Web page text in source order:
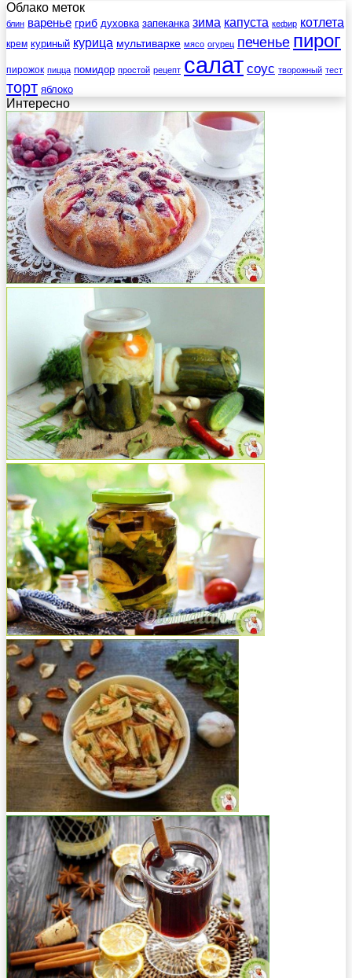
Облако меток
блин варенье гриб духовка запеканка зима капуста кефир котлета
крем куриный курица мультиварке мясо огурец печенье пирог
пирожок пицца помидор простой рецепт салат соус творожный тест
торт яблоко
Интересно